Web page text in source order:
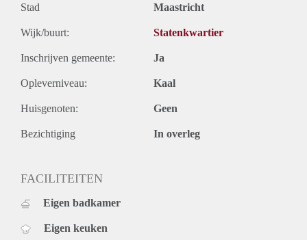
Stad Maastricht
Wijk/buurt: Statenkwartier
Inschrijven gemeente: Ja
Opleverniveau: Kaal
Huisgenoten: Geen
Bezichtiging In overleg
FACILITEITEN
Eigen badkamer
Eigen keuken